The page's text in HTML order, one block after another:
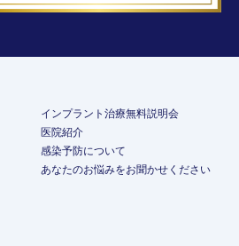
インプラント治療無料説明会
医院紹介
感染予防について
あなたのお悩みをお聞かせください